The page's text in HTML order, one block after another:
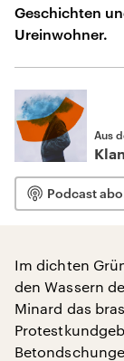
Geschichten
Ureinwohner.
Aus
Podcast
Im dichten
den Wassern
Minard das